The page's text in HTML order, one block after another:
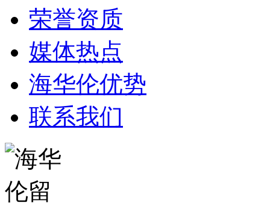
荣誉资质
媒体热点
海华伦优势
联系我们